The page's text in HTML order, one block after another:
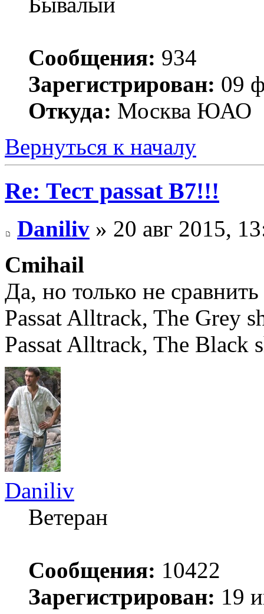
Сообщения: 934
Зарегистрирован: 09
Откуда: Москва ЮАО
Вернуться к началу
Re: Тест passat B7!!!
Daniliv » 20 авг 2015,
Cmihail
Да, но только не
Passat Alltrack, The Grey
Passat Alltrack, The Black
Daniliv
Ветеран
Сообщения: 10422
Зарегистрирован: 19